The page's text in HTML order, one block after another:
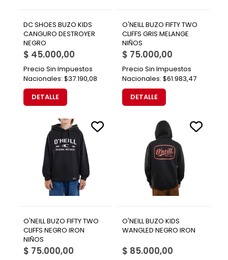
DC SHOES BUZO KIDS
CANGURO DESTROYER
NEGRO
$ 45.000,00
Precio Sin Impuestos
Nacionales: $37.190,08
DETALLE
O'NEILL BUZO FIFTY TWO
CLIFFS GRIS MELANGE
NIÑOS
$ 75.000,00
Precio Sin Impuestos
Nacionales: $61.983,47
DETALLE
O'NEILL BUZO FIFTY TWO
CLIFFS NEGRO IRON
NIÑOS
$ 75.000,00
O'NEILL BUZO KIDS
WANGLED NEGRO IRON
$ 85.000,00